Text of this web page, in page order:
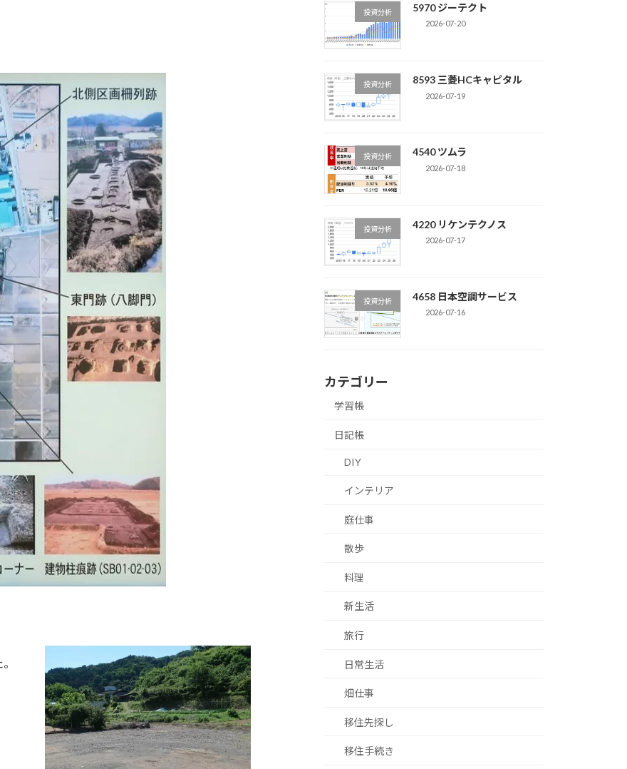
投資分析 5970 ジーテクト
2026-07-20
投資分析 8593 三菱HCキャピタル
2026-07-19
投資分析 4540 ツムラ
2026-07-18
投資分析 4220 リケンテクノス
2026-07-17
投資分析 4658 日本空調サービス
2026-07-16
カテゴリー
学習帳
日記帳
DIY
インテリア
庭仕事
散歩
料理
新生活
旅行
日常生活
畑仕事
移住先探し
移住手続き